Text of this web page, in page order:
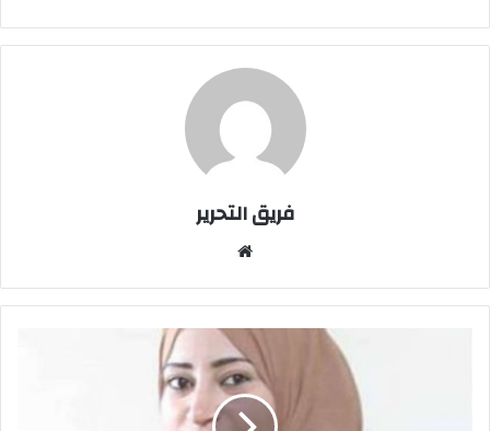
فريق التحرير